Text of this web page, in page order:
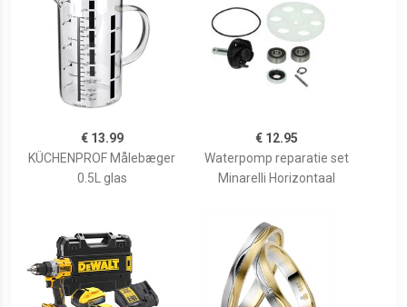
€ 13.99
KÜCHENPROF Målebæger
0.5L glas
€ 12.95
Waterpomp reparatie set
Minarelli Horizontaal